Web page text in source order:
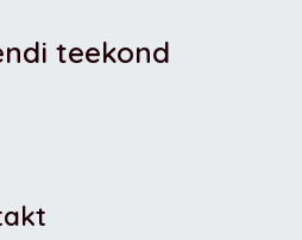
teekond